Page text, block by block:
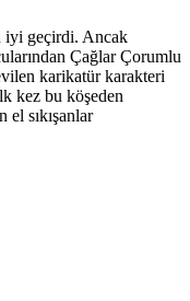
iyi geçirdi. Ancak
Çağlar Çorumlu
karikatür karakteri
kez bu köşeden
sıkışanlar